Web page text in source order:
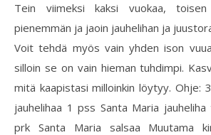
Tein viimeksi kaksi vuokaa,
pienemmän ja jaoin jauhelihan ja
Voit tehdä myös vain yhden ison
silloin se on vain hieman tuhdimpi.
mitä kaapistasi milloinkin löytyy. Ohje:
jauhelihaa 1 pss Santa Maria
prk Santa Maria salsaa Muutama